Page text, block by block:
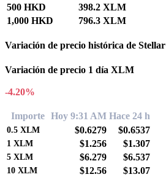
500 HKD
398.2 XLM
1,000 HKD
796.3 XLM
Variación de precio histórica de Stellar
Variación de precio 1 día XLM
-4.20%
Importe Hoy 9:31 AM Hace 24 h
0.5 XLM $0.6279 $0.6537
1 XLM $1.256 $1.307
5 XLM $6.279 $6.537
10 XLM $12.56 $13.07